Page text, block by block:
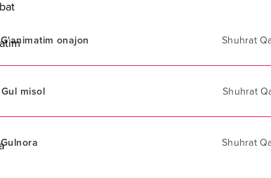
G'animatim onajon Shuhrat
Gul misol Shuhrat
Gulnora Shuhrat